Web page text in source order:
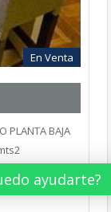
En Venta
PLANTA BAJA
de
ayudarte?